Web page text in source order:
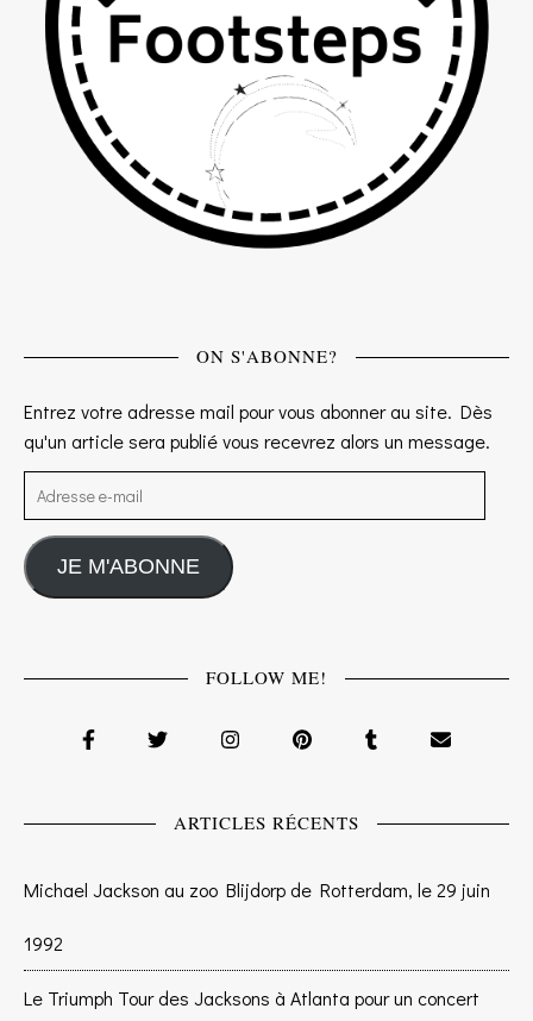
ON S'ABONNE?
Entrez votre adresse mail pour vous abonner au site. Dès
qu'un article sera publié vous recevrez alors un message.
Adresse e-mail
JE M'ABONNE
FOLLOW ME!
ARTICLES RÉCENTS
Michael Jackson au zoo Blijdorp de Rotterdam, le 29 juin
1992
Le Triumph Tour des Jacksons à Atlanta pour un concert